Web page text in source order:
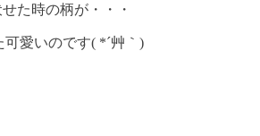
た時の柄が・・・
可愛いのです( *´艸｀)